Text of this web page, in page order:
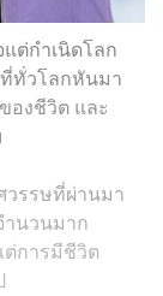
ต่กำเนิดโลก
ที่ทั่วโลกหันมา
องชีวิต และ
รรษที่ผ่านมา
ำนวนมาก
การมีชีวิต